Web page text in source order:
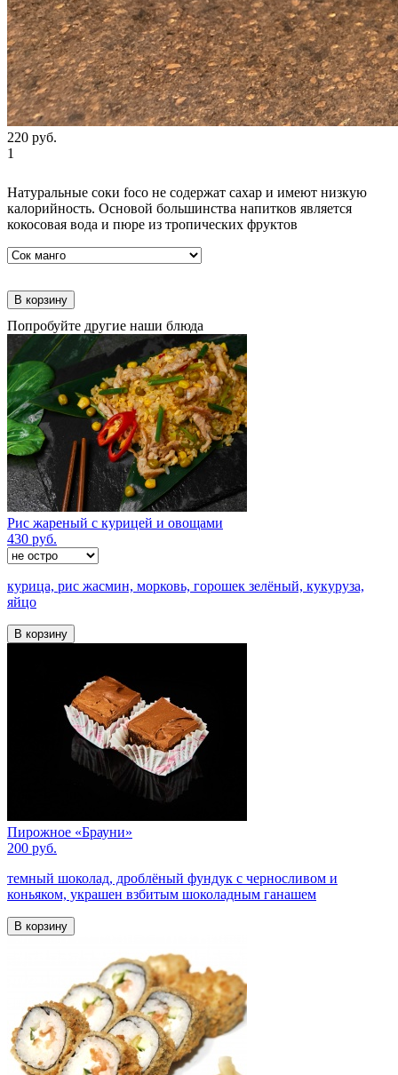
220 руб.
1
Натуральные соки foco не содержат сахар и имеют низкую
калорийность. Основой большинства напитков является
кокосовая вода и пюре из тропических фруктов
В корзину
Попробуйте другие наши блюда
Рис жареный с курицей и овощами
430 руб.
курица, рис жасмин, морковь, горошек зелёный, кукуруза,
яйцо
В корзину
Пирожное «Брауни»
200 руб.
темный шоколад, дроблёный фундук с черносливом и
коньяком, украшен взбитым шоколадным ганашем
В корзину